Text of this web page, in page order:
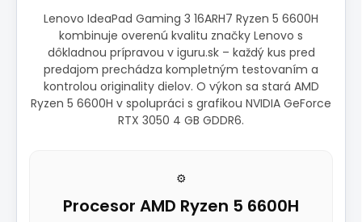
Lenovo IdeaPad Gaming 3 16ARH7 Ryzen 5 6600H
kombinuje overenú kvalitu značky Lenovo s
dôkladnou prípravou v iguru.sk – každý kus pred
predajom prechádza kompletným testovaním a
kontrolou originality dielov. O výkon sa stará AMD
Ryzen 5 6600H v spolupráci s grafikou NVIDIA GeForce
RTX 3050 4 GB GDDR6.
⚙️
Procesor AMD Ryzen 5 6600H